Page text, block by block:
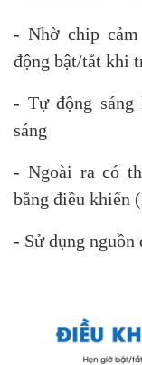
- Nhờ chip
động bật/tắt khi
- Tự động
sáng
- Ngoài ra có
bằng điều khiển
- Sử dụng